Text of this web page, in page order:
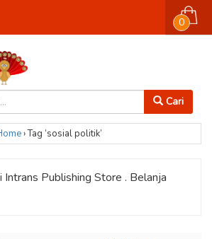
Cari
0
›Tag ‘sosial politik’
Publishing Store . Belanja